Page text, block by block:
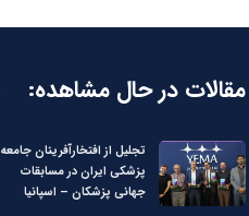
مقالات در حال مشاهده:
تجلیل از افتخارآفرینان جامعه
پزشکی ایران در مسابقات
جهانی پزشکان – اسپانیا